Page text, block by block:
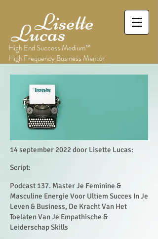
Lisette
Lucas
High End Success Medium™
High Frequency Business Mentor
14 september 2022 door Lisette Lucas:
Script:
Podcast 137. Master Je Feminine &
Masculine Energie Voor Ultiem Succes In Je
Leven & Business, De Kracht Van Het
Toelaten Van Je Empathische &
Leiderschap Skills